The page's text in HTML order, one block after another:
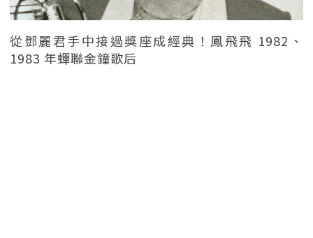
從鄧麗君手中接過獎座成經典！鳳飛飛 1982、
1983 年蟬聯金鐘歌后